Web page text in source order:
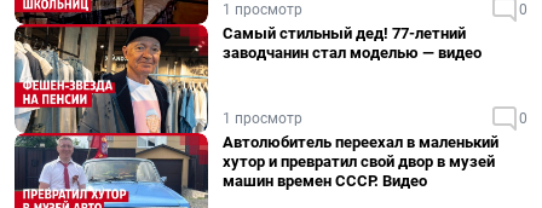
1 просмотр 0
Самый стильный дед! 77-летний
заводчанин стал моделью — видео
1 просмотр 0
Автолюбитель переехал в маленький
хутор и превратил свой двор в музей
машин времен СССР. Видео